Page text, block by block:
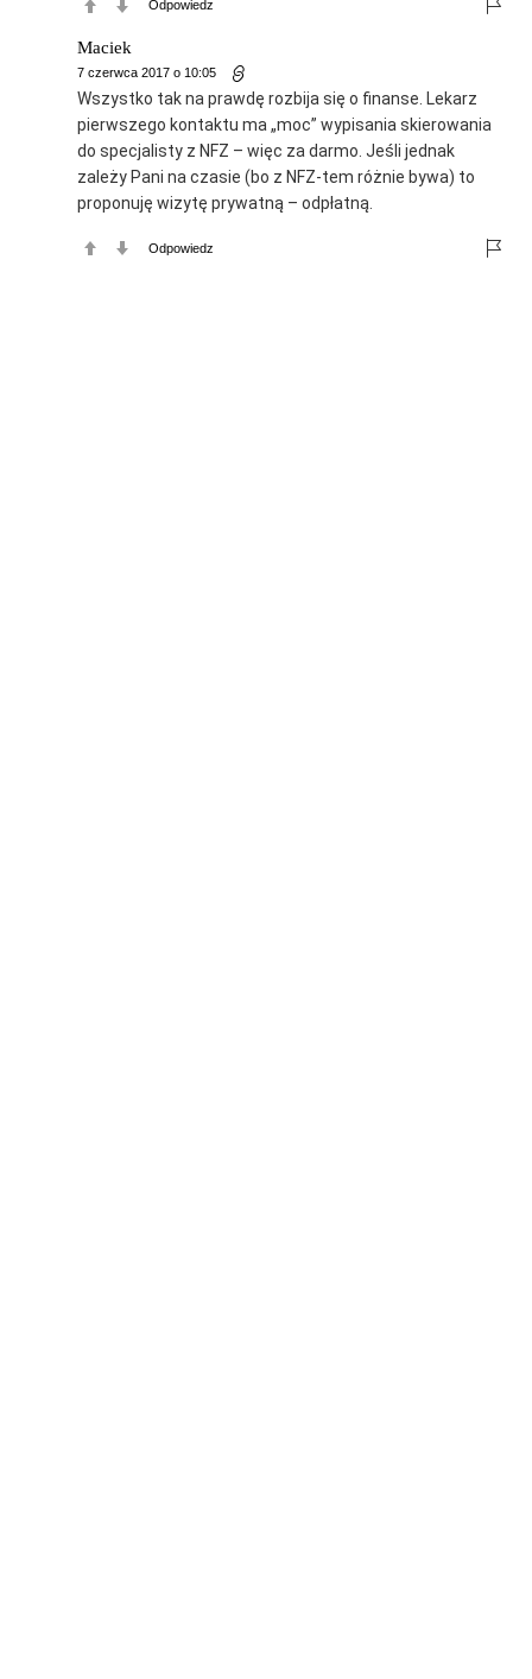
Odpowiedz
Maciek
7 czerwca 2017 o 10:05
Wszystko tak na prawdę rozbija się o finanse. Lekarz
pierwszego kontaktu ma „moc” wypisania skierowania
do specjalisty z NFZ – więc za darmo. Jeśli jednak
zależy Pani na czasie (bo z NFZ-tem różnie bywa) to
proponuję wizytę prywatną – odpłatną.
Odpowiedz